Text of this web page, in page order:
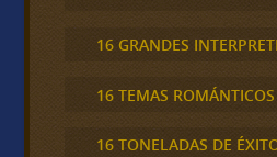
16 GRANDES
16 TEMAS ROMÁNTICOS
16 TONELADAS DE